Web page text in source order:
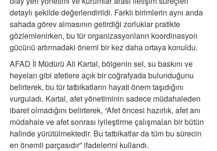
detaylı şekilde değerlendirildi. Farklı birimlerin aynı anda
sahada görev almasının getirdiği zorluklar pratikte
gözlemlenirken, bu tür organizasyonların koordinasyon
gücünü artırmadaki önemi bir kez daha ortaya konuldu.
AFAD İl Müdürü Ali Kartal, bölgenin sel, su baskını ve
heyelan gibi afetlere açık bir coğrafyada bulunduğunu
belirterek, bu tür tatbikatların hayati önem taşıdığını
vurguladı. Kartal, afet yönetiminin sadece müdahaleden
ibaret olmadığını belirterek, “Afet öncesi hazırlık, afet anı
müdahale ve afet sonrası iyileştirme çalışmaları bir bütün
halinde yürütülmektedir. Bu tatbikatlar da tüm bu sürecin
en önemli parçasıdır” ifadelerini kullandı.